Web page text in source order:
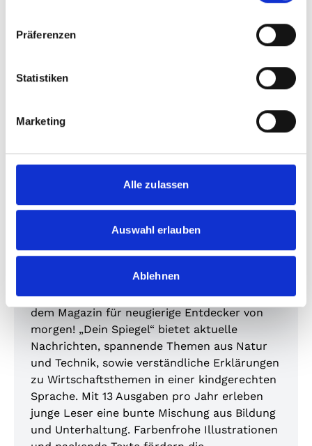
Präferenzen
Statistiken
Marketing
Alle zulassen
Auswahl erlauben
Ablehnen
Kinder & Jugend
Entdecken Sie die Welt mit "Dein Spiegel" –
dem Magazin für neugierige Entdecker von
morgen! „Dein Spiegel“ bietet aktuelle
Nachrichten, spannende Themen aus Natur
und Technik, sowie verständliche Erklärungen
zu Wirtschaftsthemen in einer kindgerechten
Sprache. Mit 13 Ausgaben pro Jahr erleben
junge Leser eine bunte Mischung aus Bildung
und Unterhaltung. Farbenfrohe Illustrationen